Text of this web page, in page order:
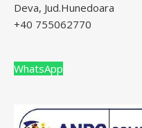
Deva, Jud.Hunedoara
+40 755062770
WhatsApp